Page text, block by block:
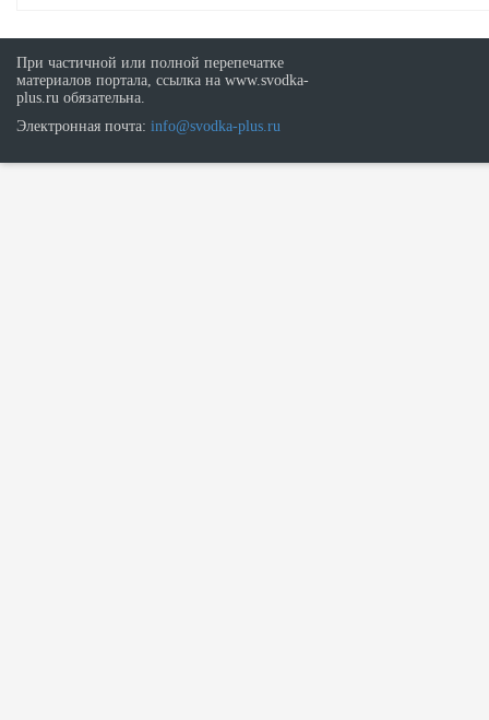
При частичной или полной перепечатке
материалов портала, ссылка на www.svodka-
plus.ru обязательна.
Электронная почта: info@svodka-plus.ru